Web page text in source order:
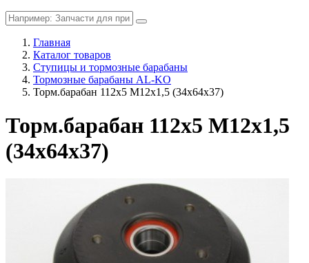
Главная
Каталог товаров
Ступицы и тормозные барабаны
Тормозные барабаны AL-KO
Торм.барабан 112х5 М12х1,5 (34х64х37)
Торм.барабан 112х5 М12х1,5
(34х64х37)